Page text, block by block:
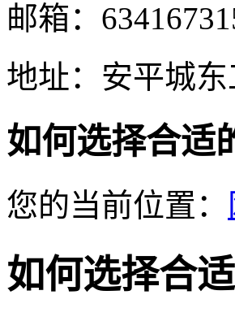
邮箱：
地址：安平城
如何选择合适
您的当前位置：
如何选择合